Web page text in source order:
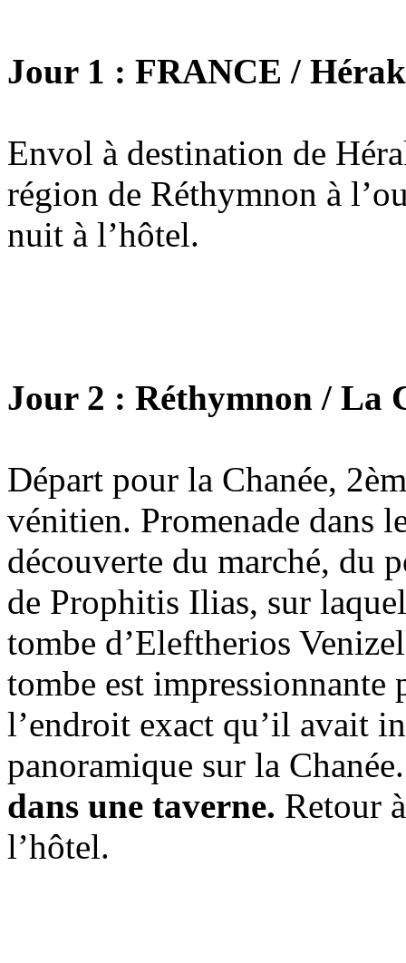
Jour 1 : FRANCE /
Envol à destination de
région de Réthymnon à
nuit à l’hôtel.
Jour 2 : Réthymnon / La
Départ pour la Chanée,
vénitien. Promenade dans
découverte du marché, du
de Prophitis Ilias, sur
tombe d’Eleftherios
tombe est impressionnante
l’endroit exact qu’il avait
panoramique sur la
dans une taverne. Retour
l’hôtel.